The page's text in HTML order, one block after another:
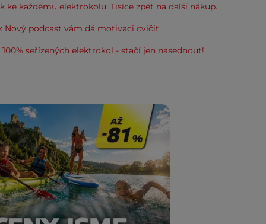
ke každému elektrokolu. Tisíce zpět na další nákup.
Nový podcast vám dá motivaci cvičit
100% seřízených elektrokol - stačí jen nasednout!